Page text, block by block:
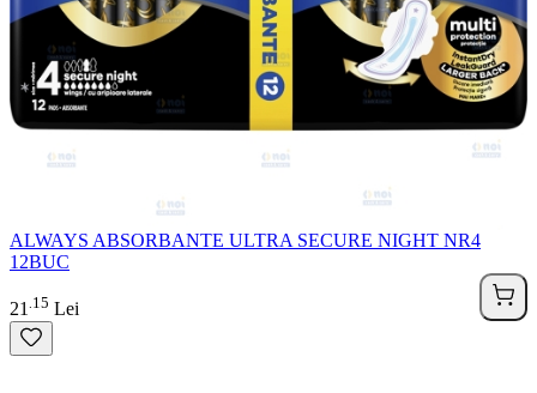
ALWAYS ABSORBANTE ULTRA SECURE NIGHT NR4
12BUC
21 15 Lei